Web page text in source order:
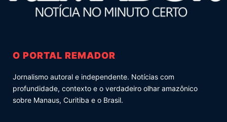
O PORTAL REMADOR
Jornalismo autoral e independente. Notícias com
profundidade, contexto e o verdadeiro olhar amazônico
sobre Manaus, Curitiba e o Brasil.